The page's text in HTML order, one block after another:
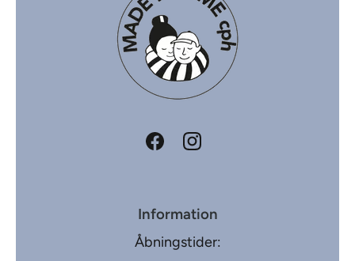
Information
Åbningstider: